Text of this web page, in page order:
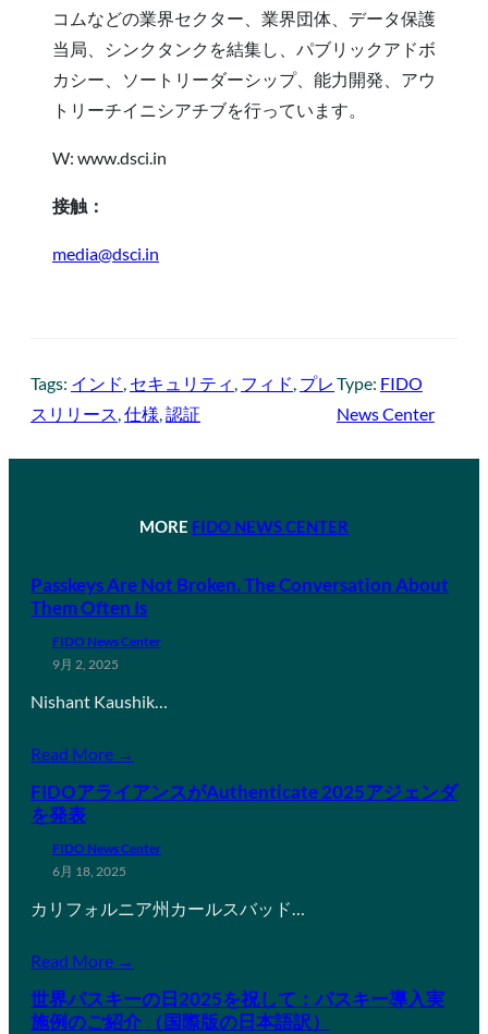
コムなどの業界セクター、業界団体、データ保護
当局、シンクタンクを結集し、パブリックアドボ
カシー、ソートリーダーシップ、能力開発、アウ
トリーチイニシアチブを行っています。
W: www.dsci.in
接触：
media@dsci.in
Tags: インド, セキュリティ , フィド, プレ
スリリース, 仕様, 認証
Type: FIDO
News Center
MORE FIDO NEWS CENTER
Passkeys Are Not Broken. The Conversation About
Them Often Is
FIDO News Center
9月 2, 2025
Nishant Kaushik…
Read More →
FIDOアライアンスがAuthenticate 2025アジェンダ
を発表
FIDO News Center
6月 18, 2025
カリフォルニア州カールスバッド…
Read More →
世界パスキーの日2025を祝して：パスキー導入実
施例のご紹介 （国際版の日本語訳）